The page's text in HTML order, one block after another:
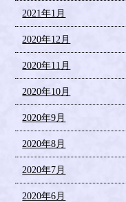
2021年1月
2020年12月
2020年11月
2020年10月
2020年9月
2020年8月
2020年7月
2020年6月